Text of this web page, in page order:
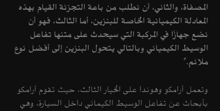
المصفاة، والثاني، أن نطلب من باعة التجزئة القيام بهذه
المعادلة الكيميائية الخاصة للبنزين، أما الثالث، فهو أن
نضع جهازًا في المركبة التي سيحدث على متنها تفاعل
الوسيط الكيميائي وبالتالي يتحول البنزين إلى أفضل نوع
ملائم."
وتعمل أرامكو وهوندا على الخيار الثالث، حيث تقوم أرامكو
بأبحاث عن تفاعل الوسيط الكيمائي داخل السيارة، وهي